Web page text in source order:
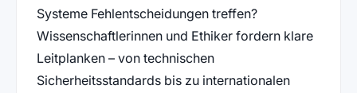
Systeme Fehlentscheidungen treffen?
Wissenschaftlerinnen und Ethiker fordern klare
Leitplanken – von technischen
Sicherheitsstandards bis zu internationalen